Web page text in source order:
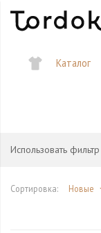
Каталог
Использовать фильтр
Сортировка: Новые